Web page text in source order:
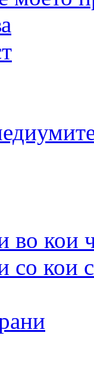
во кои
со кои